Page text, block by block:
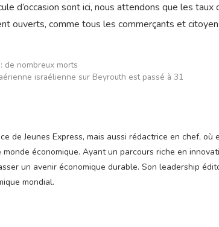
d’occasion sont ici, nous attendons que les taux
ouverts, comme tous les commerçants et
de nombreux morts
israélienne sur Beyrouth est passé à 31
de Jeunes Express, mais aussi rédactrice en chef,
économique. Ayant un parcours riche en
un avenir économique durable. Son leadership
mondial.